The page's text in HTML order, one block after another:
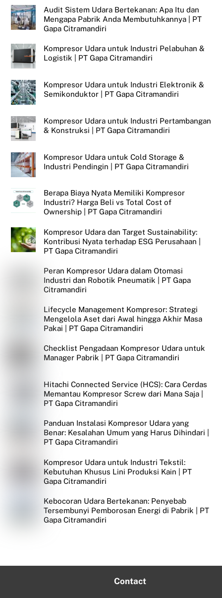
Audit Sistem Udara Bertekanan: Apa Itu dan
Mengapa Pabrik Anda Membutuhkannya | PT
Gapa Citramandiri
Kompresor Udara untuk Industri Pelabuhan &
Logistik | PT Gapa Citramandiri
Kompresor Udara untuk Industri Elektronik &
Semikonduktor | PT Gapa Citramandiri
Kompresor Udara untuk Industri Pertambangan
& Konstruksi | PT Gapa Citramandiri
Kompresor Udara untuk Cold Storage &
Industri Pendingin | PT Gapa Citramandiri
Berapa Biaya Nyata Memiliki Kompresor
Industri? Harga Beli vs Total Cost of
Ownership | PT Gapa Citramandiri
Kompresor Udara dan Target Sustainability:
Kontribusi Nyata terhadap ESG Perusahaan |
PT Gapa Citramandiri
Peran Kompresor Udara dalam Otomasi
Industri dan Robotik Pneumatik | PT Gapa
Citramandiri
Lifecycle Management Kompresor: Strategi
Mengelola Aset dari Awal hingga Akhir Masa
Pakai | PT Gapa Citramandiri
Checklist Pengadaan Kompresor Udara untuk
Manager Pabrik | PT Gapa Citramandiri
Hitachi Connected Service (HCS): Cara Cerdas
Memantau Kompresor Screw dari Mana Saja |
PT Gapa Citramandiri
Panduan Instalasi Kompresor Udara yang
Benar: Kesalahan Umum yang Harus Dihindari |
PT Gapa Citramandiri
Kompresor Udara untuk Industri Tekstil:
Kebutuhan Khusus Lini Produksi Kain | PT
Gapa Citramandiri
Kebocoran Udara Bertekanan: Penyebab
Tersembunyi Pemborosan Energi di Pabrik | PT
Gapa Citramandiri
Contact